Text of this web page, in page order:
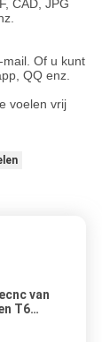
CAD, JPG
Of u kunt
QQ enz.
voelen vrij
van
T6